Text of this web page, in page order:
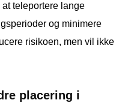
teleportere lange
og minimere
risikoen, men vil ikke
placering i